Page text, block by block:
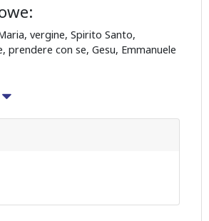
vergine, Spirito Santo,
prendere con se, Gesu, Emmanuele